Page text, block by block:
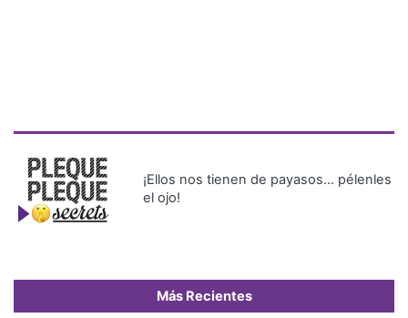
¡Ellos nos tienen de payasos… pélenles
el ojo!
Más Recientes